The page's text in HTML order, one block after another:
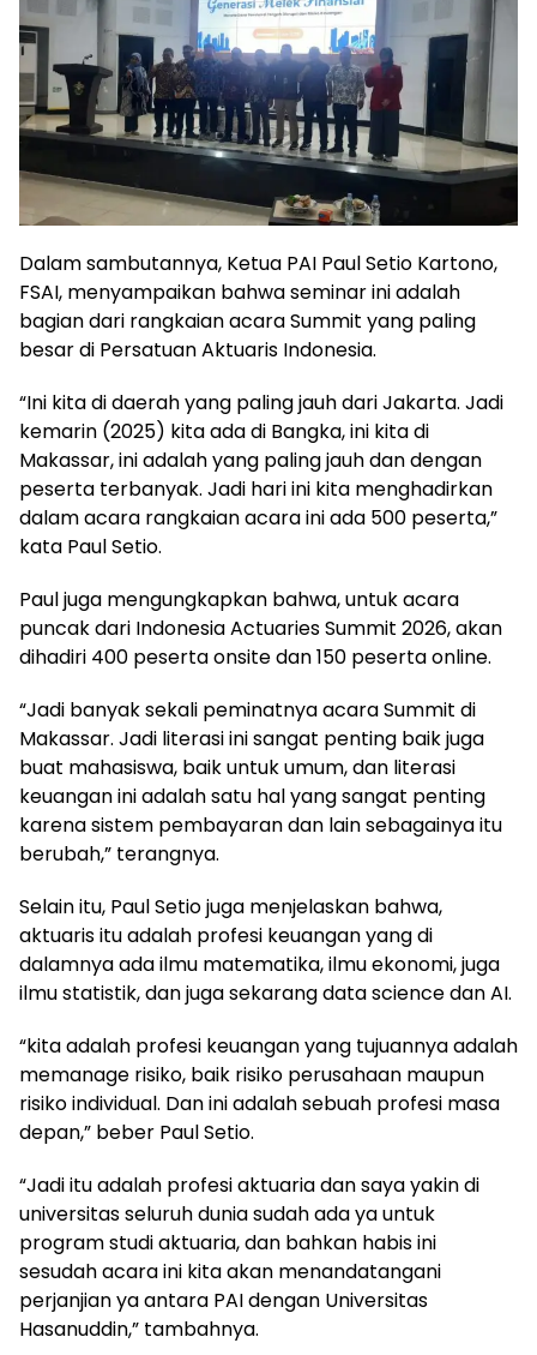
Dalam sambutannya, Ketua PAI Paul Setio Kartono,
FSAI, menyampaikan bahwa seminar ini adalah
bagian dari rangkaian acara Summit yang paling
besar di Persatuan Aktuaris Indonesia.
“Ini kita di daerah yang paling jauh dari Jakarta. Jadi
kemarin (2025) kita ada di Bangka, ini kita di
Makassar, ini adalah yang paling jauh dan dengan
peserta terbanyak. Jadi hari ini kita menghadirkan
dalam acara rangkaian acara ini ada 500 peserta,”
kata Paul Setio.
Paul juga mengungkapkan bahwa, untuk acara
puncak dari Indonesia Actuaries Summit 2026, akan
dihadiri 400 peserta onsite dan 150 peserta online.
“​Jadi banyak sekali peminatnya acara Summit di
Makassar. Jadi literasi ini sangat penting baik juga
buat mahasiswa, baik untuk umum, dan literasi
keuangan ini adalah satu hal yang sangat penting
karena sistem pembayaran dan lain sebagainya itu
berubah,” terangnya.
Selain itu, Paul Setio juga menjelaskan bahwa,
aktuaris itu adalah profesi keuangan yang di
dalamnya ada ilmu matematika, ilmu ekonomi, juga
ilmu statistik, dan juga sekarang data science dan AI.
“kita adalah profesi keuangan yang tujuannya adalah
memanage risiko, baik risiko perusahaan maupun
risiko individual. Dan ini adalah sebuah profesi masa
depan,” beber Paul Setio.
“Jadi itu adalah profesi aktuaria dan saya yakin di
universitas seluruh dunia sudah ada ya untuk
program studi aktuaria, dan bahkan habis ini
sesudah acara ini kita akan menandatangani
perjanjian ya antara PAI dengan Universitas
Hasanuddin,” tambahnya.